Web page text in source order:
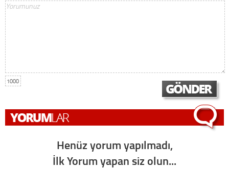
1000
Henüz yorum yapılmadı,
İlk Yorum yapan siz olun...